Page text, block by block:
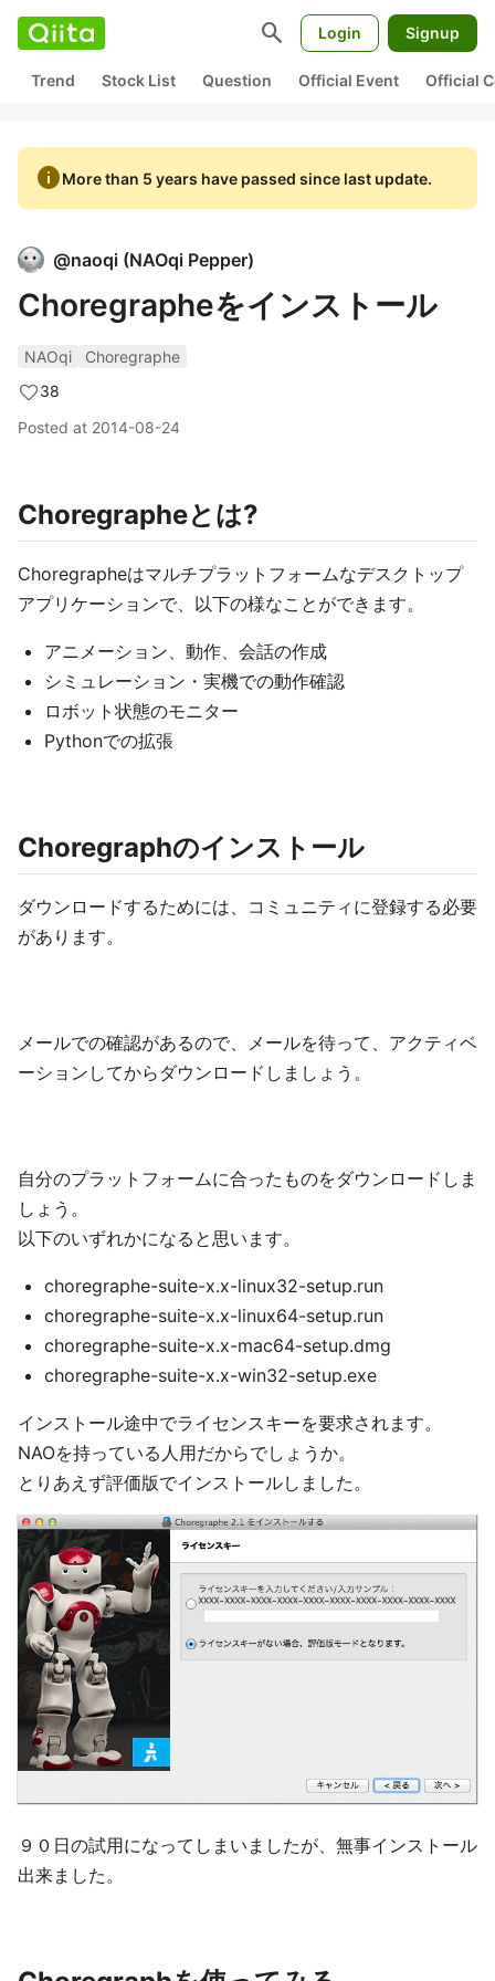
search Login Signup
Trend Stock List Question Official Event Official
infoMore than 5 years have passed since last update.
@naoqi (NAOqi Pepper)
Choregrapheをインストール
NAOqi
Choregraphe
38
Posted at 2014-08-24
Choregrapheとは?
Choregrapheはマルチプラットフォームなデスクトップ
アプリケーションで、以下の様なことができます。
アニメーション、動作、会話の作成
シミュレーション・実機での動作確認
ロボット状態のモニター
Pythonでの拡張
Choregraphのインストール
ダウンロードするためには、コミュニティに登録する必要
があります。
メールでの確認があるので、メールを待って、アクティベ
ーションしてからダウンロードしましょう。
自分のプラットフォームに合ったものをダウンロードしま
しょう。
以下のいずれかになると思います。
choregraphe-suite-x.x-linux32-setup.run
choregraphe-suite-x.x-linux64-setup.run
choregraphe-suite-x.x-mac64-setup.dmg
choregraphe-suite-x.x-win32-setup.exe
インストール途中でライセンスキーを要求されます。
NAOを持っている人用だからでしょうか。
とりあえず評価版でインストールしました。
９０日の試用になってしまいましたが、無事インストール
出来ました。